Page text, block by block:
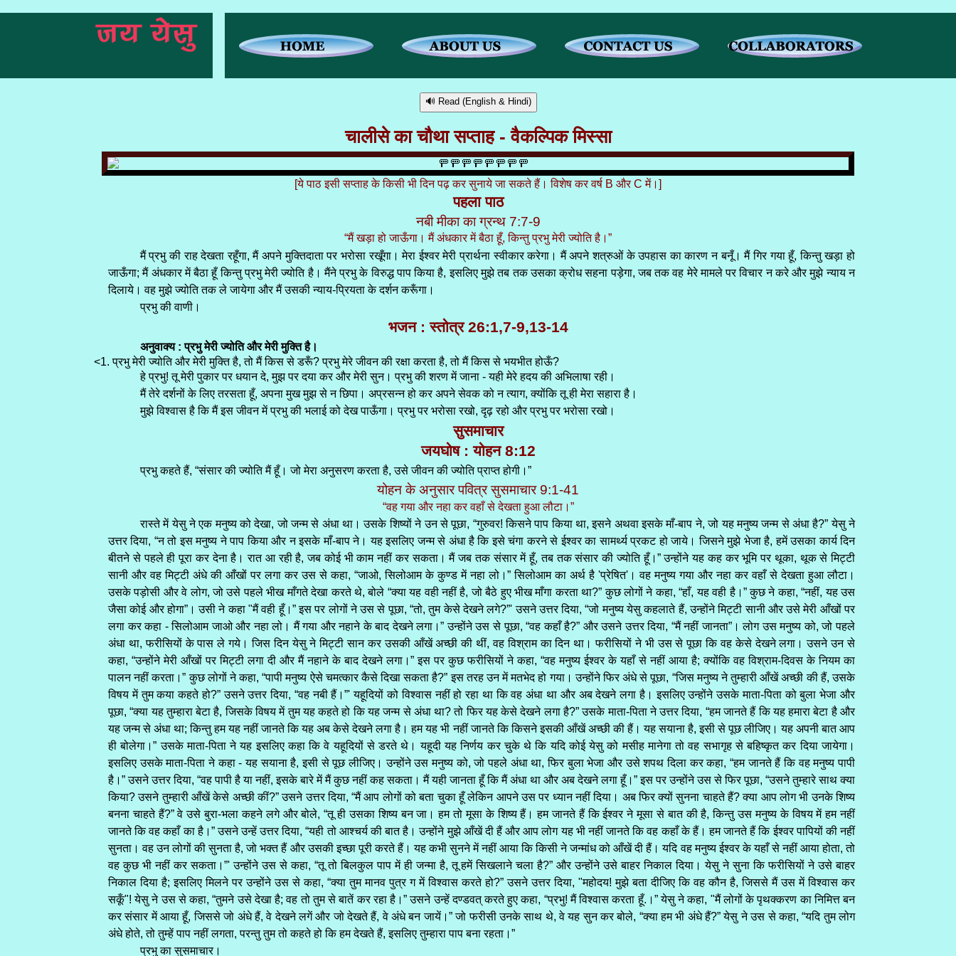
🔊 Read (English & Hindi)
चालीसे का चौथा सप्ताह - वैकल्पिक मिस्सा
[ये पाठ इसी सप्ताह के किसी भी दिन पढ़ कर सुनाये जा सकते हैं। विशेष कर वर्ष B और C में।]
पहला पाठ
नबी मीका का ग्रन्थ 7:7-9
“मैं खड़ा हो जाऊँगा। मैं अंधकार में बैठा हूँ, किन्तु प्रभु मेरी ज्योति है।”
मैं प्रभु की राह देखता रहूँगा, मैं अपने मुक्तिदाता पर भरोसा रखूँगा। मेरा ईश्वर मेरी प्रार्थना स्वीकार करेगा। मैं अपने शत्रुओं के उपहास का कारण न बनूँ। मैं गिर गया हूँ, किन्तु खड़ा हो
जाऊँगा; मैं अंधकार में बैठा हूँ किन्तु प्रभु मेरी ज्योति है। मैंने प्रभु के विरुद्ध पाप किया है, इसलिए मुझे तब तक उसका क्रोध सहना पड़ेगा, जब तक वह मेरे मामले पर विचार न करे और मुझे न्याय न
दिलाये। वह मुझे ज्योति तक ले जायेगा और मैं उसकी न्याय-प्रियता के दर्शन करूँगा।
प्रभु की वाणी।
भजन : स्तोत्र 26:1,7-9,13-14
अनुवाक्य : प्रभु मेरी ज्योति और मेरी मुक्ति है।
<1. प्रभु मेरी ज्योति और मेरी मुक्ति है, तो मैं किस से डरूँ? प्रभु मेरे जीवन की रक्षा करता है, तो मैं किस से भयभीत होऊँ?
हे प्रभु! तू मेरी पुकार पर धयान दे, मुझ पर दया कर और मेरी सुन। प्रभु की शरण में जाना - यही मेरे हदय की अभिलाषा रही।
मैं तेरे दर्शनों के लिए तरसता हूँ, अपना मुख मुझ से न छिपा। अप्रसन्न हो कर अपने सेवक को न त्याग, क्योंकि तू ही मेरा सहारा है।
मुझे विश्वास है कि मैं इस जीवन में प्रभु की भलाई को देख पाऊँगा। प्रभु पर भरोसा रखो, दृढ़ रहो और प्रभु पर भरोसा रखो।
सुसमाचार
जयघोष : योहन 8:12
प्रभु कहते हैं, “संसार की ज्योति मैं हूँ। जो मेरा अनुसरण करता है, उसे जीवन की ज्योति प्राप्त होगी।”
योहन के अनुसार पवित्र सुसमाचार 9:1-41
“वह गया और नहा कर वहाँ से देखता हुआ लौटा।”
रास्ते में येसु ने एक मनुष्य को देखा, जो जन्म से अंधा था। उसके शिष्यों ने उन से पूछा, “गुरुवर! किसने पाप किया था, इसने अथवा इसके माँ-बाप ने, जो यह मनुष्य जन्म से अंधा है?” येसु ने
उत्तर दिया, “न तो इस मनुष्य ने पाप किया और न इसके माँ-बाप ने। यह इसलिए जन्म से अंधा है कि इसे चंगा करने से ईश्वर का सामर्थ्य प्रकट हो जाये। जिसने मुझे भेजा है, हमें उसका कार्य दिन
बीतने से पहले ही पूरा कर देना है। रात आ रही है, जब कोई भी काम नहीं कर सकता। मैं जब तक संसार में हूँ, तब तक संसार की ज्योति हूँ।” उन्होंने यह कह कर भूमि पर थूका, थूक से मिट्टी
सानी और वह मिट्टी अंधे की आँखों पर लगा कर उस से कहा, “जाओ, सिलोआम के कुण्ड में नहा लो।” सिलोआम का अर्थ है 'प्रेषित'। वह मनुष्य गया और नहा कर वहाँ से देखता हुआ लौटा।
उसके पड़ोसी और वे लोग, जो उसे पहले भीख माँगते देखा करते थे, बोले “क्या यह वही नहीं है, जो बैठे हुए भीख माँगा करता था?” कुछ लोगों ने कहा, “हाँ, यह वही है।” कुछ ने कहा, “नहीं, यह उस
जैसा कोई और होगा”। उसी ने कहा "मैं वही हूँ।” इस पर लोगों ने उस से पूछा, “तो, तुम केसे देखने लगे?”' उसने उत्तर दिया, “जो मनुष्य येसु कहलाते हैं, उन्होंने मिट्टी सानी और उसे मेरी आँखों पर
लगा कर कहा - सिलोआम जाओ और नहा लो। मैं गया और नहाने के बाद देखने लगा।” उन्होंने उस से पूछा, “वह कहाँ है?” और उसने उत्तर दिया, “मैं नहीं जानता”। लोग उस मनुष्य को, जो पहले
अंधा था, फरीसियों के पास ले गये। जिस दिन येसु ने मिट्टी सान कर उसकी आँखें अच्छी की थीं, वह विश्राम का दिन था। फरीसियों ने भी उस से पूछा कि वह केसे देखने लगा। उसने उन से
कहा, “उन्होंने मेरी आँखों पर मिट्टी लगा दी और मैं नहाने के बाद देखने लगा।” इस पर कुछ फरीसियों ने कहा, “वह मनुष्य ईश्वर के यहाँ से नहीं आया है; क्योंकि वह विश्राम-दिवस के नियम का
पालन नहीं करता।” कुछ लोगों ने कहा, “पापी मनुष्य ऐसे चमत्कार कैसे दिखा सकता है?” इस तरह उन में मतभेद हो गया। उन्होंने फिर अंधे से पूछा, “जिस मनुष्य ने तुम्हारी आँखें अच्छी की हैं, उसके
विषय में तुम कया कहते हो?” उसने उत्तर दिया, “वह नबी हैं।”' यहूदियों को विश्वास नहीं हो रहा था कि वह अंधा था और अब देखने लगा है। इसलिए उन्होंने उसके माता-पिता को बुला भेजा और
पूछा, “क्या यह तुम्हारा बेटा है, जिसके विषय में तुम यह कहते हो कि यह जन्म से अंधा था? तो फिर यह केसे देखने लगा है?” उसके माता-पिता ने उत्तर दिया, “हम जानते हैं कि यह हमारा बेटा है और
यह जन्म से अंधा था; किन्तु हम यह नहीं जानते कि यह अब केसे देखने लगा है। हम यह भी नहीं जानते कि किसने इसकी आँखें अच्छी की हैं। यह सयाना है, इसी से पूछ लीजिए। यह अपनी बात आप
ही बोलेगा।” उसके माता-पिता ने यह इसलिए कहा कि वे यहूदियों से डरते थे। यहूदी यह निर्णय कर चुके थे कि यदि कोई येसु को मसीह मानेगा तो वह सभागृह से बहिष्कृत कर दिया जायेगा।
इसलिए उसके माता-पिता ने कहा - यह सयाना है, इसी से पूछ लीजिए। उन्होंने उस मनुष्य को, जो पहले अंधा था, फिर बुला भेजा और उसे शपथ दिला कर कहा, “हम जानते हैं कि वह मनुष्य पापी
है।” उसने उत्तर दिया, “वह पापी है या नहीं, इसके बारे में मैं कुछ नहीं कह सकता। मैं यही जानता हूँ कि मैं अंधा था और अब देखने लगा हूँ।” इस पर उन्होंने उस से फिर पूछा, “उसने तुम्हारे साथ क्या
किया? उसने तुम्हारी आँखें केसे अच्छी कीं?” उसने उत्तर दिया, “मैं आप लोगों को बता चुका हूँ लेकिन आपने उस पर ध्यान नहीं दिया। अब फिर क्यों सुनना चाहते हैं? क्या आप लोग भी उनके शिष्य
बनना चाहते हैं?” वे उसे बुरा-भला कहने लगे और बोले, “तू ही उसका शिष्य बन जा। हम तो मूसा के शिष्य हैं। हम जानते हैं कि ईश्वर ने मूसा से बात की है, किन्तु उस मनुष्य के विषय में हम नहीं
जानते कि वह कहाँ का है।” उसने उन्हें उत्तर दिया, “यही तो आश्चर्य की बात है। उन्होंने मुझे आँखें दी हैं और आप लोग यह भी नहीं जानते कि वह कहाँ के हैं। हम जानते हैं कि ईश्वर पापियों की नहीं
सुनता। वह उन लोगों की सुनता है, जो भक्त हैं और उसकी इच्छा पूरी करते हैं। यह कभी सुनने में नहीं आया कि किसी ने जन्मांध को आँखें दी हैं। यदि वह मनुष्य ईश्वर के यहाँ से नहीं आया होता, तो
वह कुछ भी नहीं कर सकता।”' उन्होंने उस से कहा, “तू तो बिलकुल पाप में ही जन्मा है, तू हमें सिखलाने चला है?” और उन्होंने उसे बाहर निकाल दिया। येसु ने सुना कि फरीसियों ने उसे बाहर
निकाल दिया है; इसलिए मिलने पर उन्होंने उस से कहा, “क्या तुम मानव पुत्र ग में विश्वास करते हो?” उसने उत्तर दिया, "महोदय! मुझे बता दीजिए कि वह कौन है, जिससे मैं उस में विश्वास कर
सकूँ"! येसु ने उस से कहा, “तुमने उसे देखा है; वह तो तुम से बातें कर रहा है।” उसने उन्हें दण्डवत्‌ करते हुए कहा, “प्रभु! मैं विश्वास करता हूँ.।” येसु ने कहा, "मैं लोगों के पृथक्करण का निमित्त बन
कर संसार में आया हूँ, जिससे जो अंधे हैं, वे देखने लगें और जो देखते हैं, वे अंधे बन जायें।” जो फरीसी उनके साथ थे, वे यह सुन कर बोले, “क्या हम भी अंधे हैं?” येसु ने उस से कहा, “यदि तुम लोग
अंधे होते, तो तुम्हें पाप नहीं लगता, परन्तु तुम तो कहते हो कि हम देखते हैं, इसलिए तुम्हारा पाप बना रहता।”
प्रभु का सुसमाचार।